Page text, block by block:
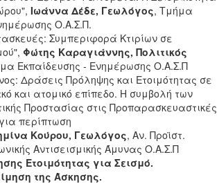
Ιωάννα Δέδε, Γεωλόγος, Τμήμα
Ο.Α.Σ.Π.
Συμπεριφορά Κτιρίων σε
Φώτης Καραγιάννης, Πολιτικός
Εκπαίδευσης - Ενημέρωσης Ο.Α.Σ.Π
Δράσεις Πρόληψης και Ετοιμότητας σε
και ατομικό επίπεδο. Η συμβολή των
Προστασίας στις Προπαρασκευαστικές
περίπτωση
Κούρου, Γεωλόγος, Αν. Προϊστ.
Αντισεισμικής Άμυνας Ο.Α.Σ.Π
Ετοιμότητας για Σεισμό.
της Άσκησης.